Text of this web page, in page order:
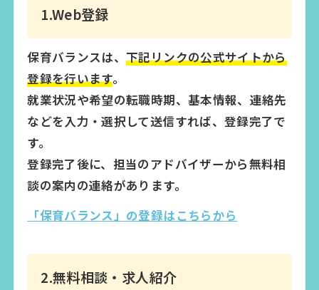
1.Web登録
保育バランスは、下記リンクの公式サイトから
登録を行います。
就業状況や希望の転職時期、基本情報、連絡先
などを入力・選択して送信すれば、登録完了で
す。
登録完了後に、担当のアドバイザーから無料相
談の案内の連絡があります。
「保育バランス」の登録はこちらから
2.無料相談・求人紹介